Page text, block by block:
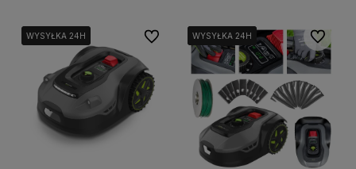
WYSYŁKA 24H
WYSYŁKA 24H Do ulubionychWYSYŁKA 24H
WYSYŁKA 24H
WYSYŁKA 24H Do